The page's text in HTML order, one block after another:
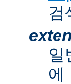
검
일
에